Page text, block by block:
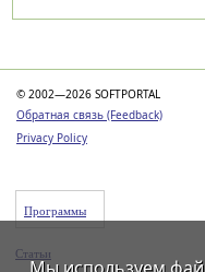
© 2002—2026 SOFTPORTAL
Обратная связь (Feedback)
Privacy Policy
Программы
Статьи